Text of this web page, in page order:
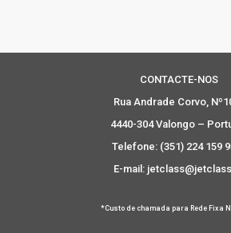
CONTACTE-NOS
Rua Andrade Corvo,
4440-304 Valongo –
Telefone: (351) 224 159
E-mail:
*Custo de chamada para Rede Fixa